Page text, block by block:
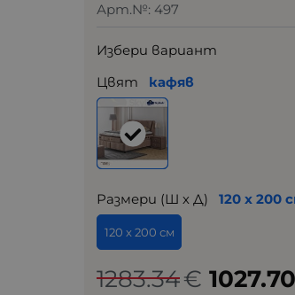
Арт.№: 497
Избери вариант
Цвят
кафяв
Размери (Ш х Д) 120 х 200
120 х 200 см
1283.34€ 1027.70